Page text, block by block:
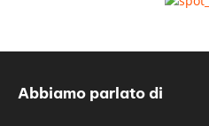
Abbiamo parlato di